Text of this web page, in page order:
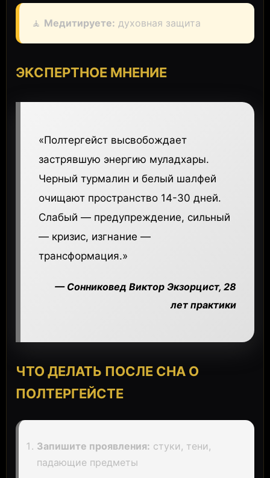
🧘 Медитируете: духовная защита
ЭКСПЕРТНОЕ МНЕНИЕ
«Полтергейст высвобождает
застрявшую энергию муладхары.
Черный турмалин и белый шалфей
очищают пространство 14-30 дней.
Слабый — предупреждение, сильный
— кризис, изгнание —
трансформация.»
— Сонниковед Виктор Экзорцист, 28
лет практики
ЧТО ДЕЛАТЬ ПОСЛЕ СНА О
ПОЛТЕРГЕЙСТЕ
Запишите проявления: стуки, тени,
падающие предметы